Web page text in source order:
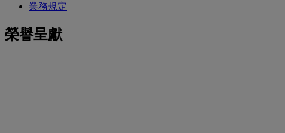
業務規定
榮譽呈獻